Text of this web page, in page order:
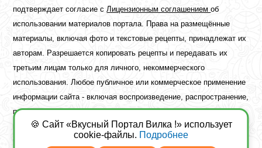
подтверждает согласие сЛицензионным соглашениемоб
использовании материалов портала. Права на размещённые
материалы, включая фото и текстовые рецепты, принадлежат их
авторам. Разрешается копировать рецепты и передавать их
третьим лицам только для личного, некоммерческого
использования. Любое публичное или коммерческое применение
информации сайта - включая воспроизведение, распространение,
публикацию или обработку - возможно лишь при наличии
предварительного письменного разрешения правообладателя.
Copyright ©2026 Вкусный Портал Вилка
🍪 Сайт «Вкусный Портал Вилка !» использует
cookie-файлы. Подробнее